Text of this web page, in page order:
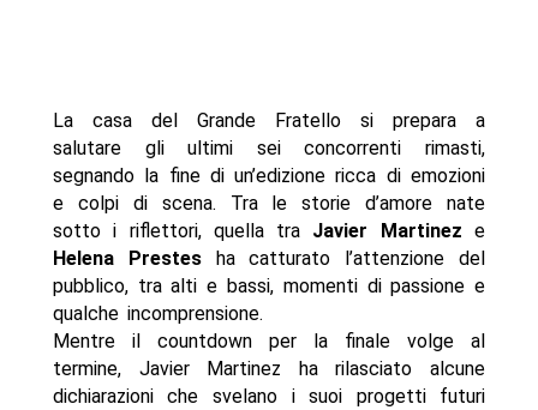
La casa del Grande Fratello si prepara a
salutare gli ultimi sei concorrenti rimasti,
segnando la fine di un’edizione ricca di emozioni
e colpi di scena. Tra le storie d’amore nate
sotto i riflettori, quella tra Javier Martinez e
Helena Prestesha catturato l’attenzione del
pubblico, tra alti e bassi, momenti di passione e
qualche incomprensione.
Mentre il countdown per la finale volge al
termine, Javier Martinez ha rilasciato alcune
dichiarazioni che svelano i suoi progetti futuri